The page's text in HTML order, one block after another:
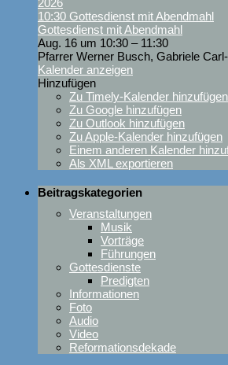
2026
10:30 Gottesdienst mit Abendmahl
Gottesdienst mit Abendmahl
Aug. 16 um 10:30 – 11:30
Pfarrer Werner Busch, Gabriele
Kalender anzeigen
Hinzufügen
Zu Timely-Kalender hinzufügen
Zu Google hinzufügen
Zu Outlook hinzufügen
Zu Apple-Kalender hinzufügen
Einem anderen Kalender
Als XML exportieren
Beitragskategorien
Veranstaltungen
Musik
Vorträge
Führungen
Gottesdienste
Predigten
Informationen
Foto
Audio
Video
Reformationsdekade